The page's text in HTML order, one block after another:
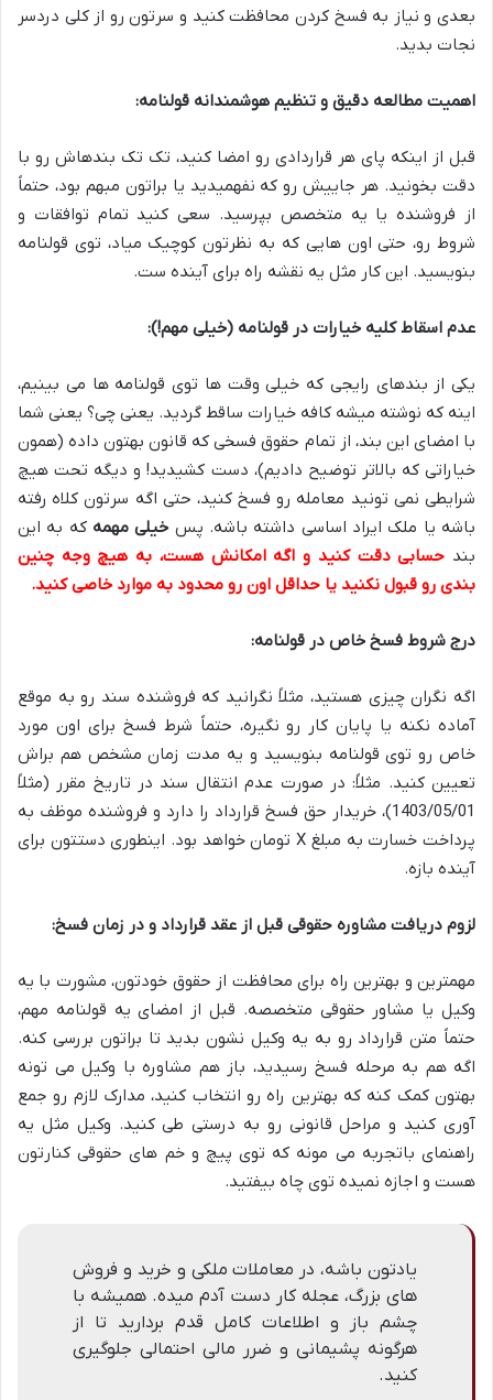
بعدی و نیاز به فسخ کردن محافظت کنید و سرتون رو از کلی دردسر
نجات بدید.
اهمیت مطالعه دقیق و تنظیم هوشمندانه قولنامه:
قبل از اینکه پای هر قراردادی رو امضا کنید، تک تک بندهاش رو با
دقت بخونید. هر جاییش رو که نفهمیدید یا براتون مبهم بود، حتماً
از فروشنده یا یه متخصص بپرسید. سعی کنید تمام توافقات و
شروط رو، حتی اون هایی که به نظرتون کوچیک میاد، توی قولنامه
بنویسید. این کار مثل یه نقشه راه برای آینده ست.
عدم اسقاط کلیه خیارات در قولنامه (خیلی مهم!):
یکی از بندهای رایجی که خیلی وقت ها توی قولنامه ها می بینیم،
اینه که نوشته میشه کافه خیارات ساقط گردید. یعنی چی؟ یعنی شما
با امضای این بند، از تمام حقوق فسخی که قانون بهتون داده (همون
خیاراتی که بالاتر توضیح دادیم)، دست کشیدید! و دیگه تحت هیچ
شرایطی نمی تونید معامله رو فسخ کنید، حتی اگه سرتون کلاه رفته
باشه یا ملک ایراد اساسی داشته باشه. پس خیلی مهمه که به این
بند حسابی دقت کنید و اگه امکانش هست، به هیچ وجه چنین
بندی رو قبول نکنید یا حداقل اون رو محدود به موارد خاصی کنید.
درج شروط فسخ خاص در قولنامه:
اگه نگران چیزی هستید، مثلاً نگرانید که فروشنده سند رو به موقع
آماده نکنه یا پایان کار رو نگیره، حتماً شرط فسخ برای اون مورد
خاص رو توی قولنامه بنویسید و یه مدت زمان مشخص هم براش
تعیین کنید. مثلاً: در صورت عدم انتقال سند در تاریخ مقرر (مثلاً
1403/05/01)، خریدار حق فسخ قرارداد را دارد و فروشنده موظف به
پرداخت خسارت به مبلغ X تومان خواهد بود. اینطوری دستتون برای
آینده بازه.
لزوم دریافت مشاوره حقوقی قبل از عقد قرارداد و در زمان فسخ:
مهمترین و بهترین راه برای محافظت از حقوق خودتون، مشورت با یه
وکیل یا مشاور حقوقی متخصصه. قبل از امضای یه قولنامه مهم،
حتماً متن قرارداد رو به یه وکیل نشون بدید تا براتون بررسی کنه.
اگه هم به مرحله فسخ رسیدید، باز هم مشاوره با وکیل می تونه
بهتون کمک کنه که بهترین راه رو انتخاب کنید، مدارک لازم رو جمع
آوری کنید و مراحل قانونی رو به درستی طی کنید. وکیل مثل یه
راهنمای باتجربه می مونه که توی پیچ و خم های حقوقی کنارتون
هست و اجازه نمیده توی چاه بیفتید.
یادتون باشه، در معاملات ملکی و خرید و فروش
های بزرگ، عجله کار دست آدم میده. همیشه با
چشم باز و اطلاعات کامل قدم بردارید تا از
هرگونه پشیمانی و ضرر مالی احتمالی جلوگیری
کنید.